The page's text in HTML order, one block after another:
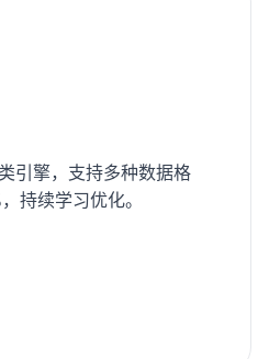
引擎，支持多种数据格
持续学习优化。